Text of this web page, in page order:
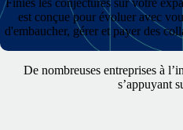
est conçue pour évoluer avec
d'embaucher, gérer et payer des
De nombreuses entreprises à
s’appuyant